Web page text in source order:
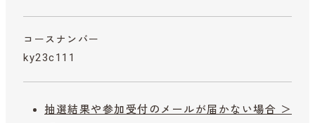
コースナンバー
ky23c111
抽選結果や参加受付のメールが届かない場合 ＞